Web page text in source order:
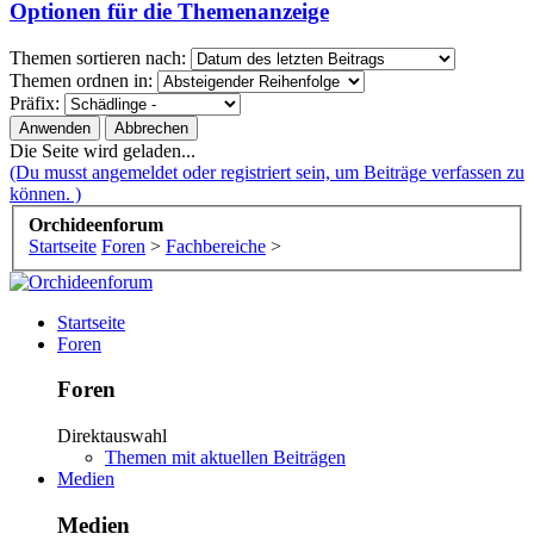
Optionen für die Themenanzeige
Themen sortieren nach:
Themen ordnen in:
Präfix:
Die Seite wird geladen...
(Du musst angemeldet oder registriert sein, um Beiträge verfassen zu
können. )
Orchideenforum
Startseite Foren > Fachbereiche >
Startseite
Foren
Foren
Direktauswahl
Themen mit aktuellen Beiträgen
Medien
Medien